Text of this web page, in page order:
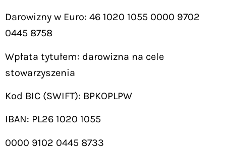
Darowizny w Euro: 46 1020 1055 0000 9702
0445 8758
Wpłata tytułem: darowizna na cele
stowarzyszenia
Kod BIC (SWIFT): BPKOPLPW
IBAN: PL26 1020 1055
0000 9102 0445 8733